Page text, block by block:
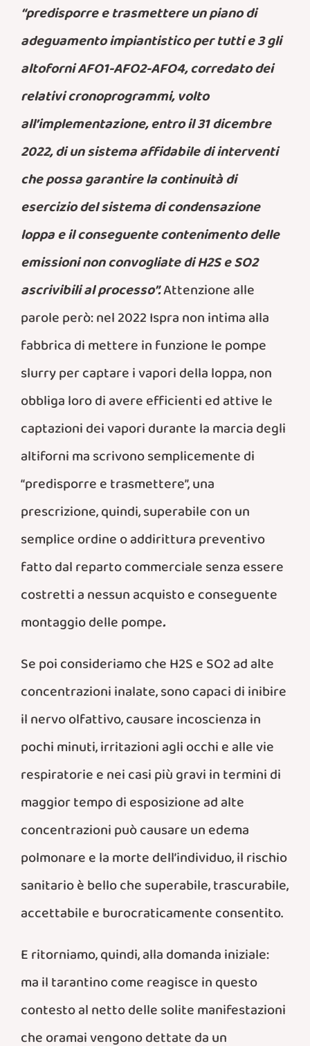
“predisporre e trasmettere un piano di
adeguamento impiantistico per tutti e 3 gli
altoforni AFO1-AFO2-AFO4, corredato dei
relativi cronoprogrammi, volto
all’implementazione, entro il 31 dicembre
2022, di un sistema affidabile di interventi
che possa garantire la continuità di
esercizio del sistema di condensazione
loppa e il conseguente contenimento delle
emissioni non convogliate di H2S e SO2
ascrivibili al processo”.Attenzione alle
parole però: nel 2022 Ispra non intima alla
fabbrica di mettere in funzione le pompe
slurry per captare i vapori della loppa, non
obbliga loro di avere efficienti ed attive le
captazioni dei vapori durante la marcia degli
altiforni ma scrivono semplicemente di
“predisporre e trasmettere”, una
prescrizione, quindi, superabile con un
semplice ordine o addirittura preventivo
fatto dal reparto commerciale senza essere
costretti a nessun acquisto e conseguente
montaggio delle pompe.
Se poi consideriamo che H2S e SO2 ad alte
concentrazioni inalate, sono capaci di inibire
il nervo olfattivo, causare incoscienza in
pochi minuti, irritazioni agli occhi e alle vie
respiratorie e nei casi più gravi in termini di
maggior tempo di esposizione ad alte
concentrazioni può causare un edema
polmonare e la morte dell’individuo, il rischio
sanitario è bello che superabile, trascurabile,
accettabile e burocraticamente consentito.
E ritorniamo, quindi, alla domanda iniziale:
ma il tarantino come reagisce in questo
contesto al netto delle solite manifestazioni